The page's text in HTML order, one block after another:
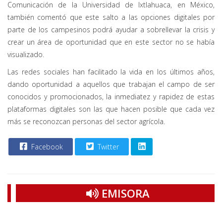
Comunicación de la Universidad de Ixtlahuaca, en México,
también comentó que este salto a las opciones digitales por
parte de los campesinos podrá ayudar a sobrellevar la crisis y
crear un área de oportunidad que en este sector no se había
visualizado.
Las redes sociales han facilitado la vida en los últimos años,
dando oportunidad a aquellos que trabajan el campo de ser
conocidos y promocionados, la inmediatez y rapidez de estas
plataformas digitales son las que hacen posible que cada vez
más se reconozcan personas del sector agrícola.
Facebook Twitter
EMISORA